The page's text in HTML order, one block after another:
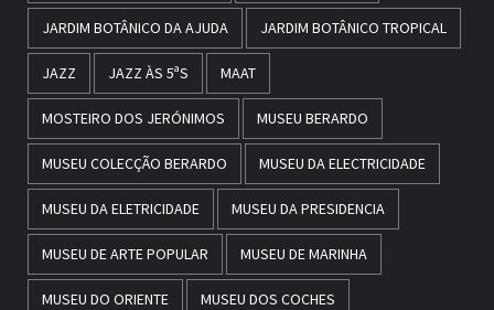
JARDIM BOTÂNICO DA AJUDA JARDIM BOTÂNICO TROPICAL
JAZZ JAZZ ÀS 5ªS MAAT
MOSTEIRO DOS JERÓNIMOS MUSEU BERARDO
MUSEU COLECÇÃO BERARDO MUSEU DA ELECTRICIDADE
MUSEU DA ELETRICIDADE MUSEU DA PRESIDENCIA
MUSEU DE ARTE POPULAR MUSEU DE MARINHA
MUSEU DO ORIENTE MUSEU DOS COCHES